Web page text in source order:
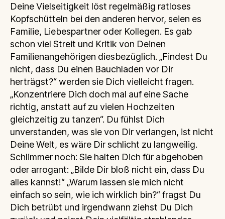
Deine Vielseitigkeit löst regelmäßig ratloses
Kopfschütteln bei den anderen hervor, seien es
Familie, Liebespartner oder Kollegen. Es gab
schon viel Streit und Kritik von Deinen
Familienangehörigen diesbezüglich. „Findest Du
nicht, dass Du einen Bauchladen vor Dir
herträgst?“ werden sie Dich vielleicht fragen.
„Konzentriere Dich doch mal auf eine Sache
richtig, anstatt auf zu vielen Hochzeiten
gleichzeitig zu tanzen“. Du fühlst Dich
unverstanden, was sie von Dir verlangen, ist nicht
Deine Welt, es wäre Dir schlicht zu langweilig.
Schlimmer noch: Sie halten Dich für abgehoben
oder arrogant: „Bilde Dir bloß nicht ein, dass Du
alles kannst!“ „Warum lassen sie mich nicht
einfach so sein, wie ich wirklich bin?“ fragst Du
Dich betrübt und irgendwann ziehst Du Dich